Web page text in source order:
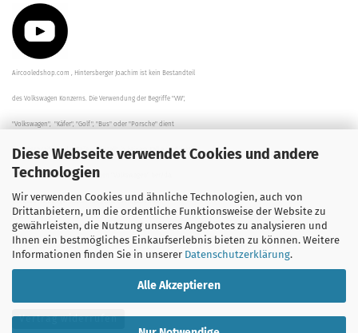
Diese Webseite verwendet Cookies und andere
Technologien
Wir verwenden Cookies und ähnliche Technologien, auch von
Drittanbietern, um die ordentliche Funktionsweise der Website zu
gewährleisten, die Nutzung unseres Angebotes zu analysieren und
Ihnen ein bestmögliches Einkaufserlebnis bieten zu können. Weitere
Informationen finden Sie in unserer Datenschutzerklärung.
Alle Akzeptieren
Aircooledshop.com , Hintersberger Joachim ist kein Bestandteil
des Volkswagen Konzerns. Die Verwendung der Begriffe "VW",
"Volkswagen", "Käfer", "Golf", "Bus" oder "Porsche" dient
der Beschreibung der Teile und stellt in keinem Fall eine direkte
Verbindung zu dem Unternehmen "Volkswagen" her/da.
Die Beschreibungen, Zeichnungen und Angaben zur
Verwendung sind sorgfältig überprüft worden.
Vertrag widerrufen